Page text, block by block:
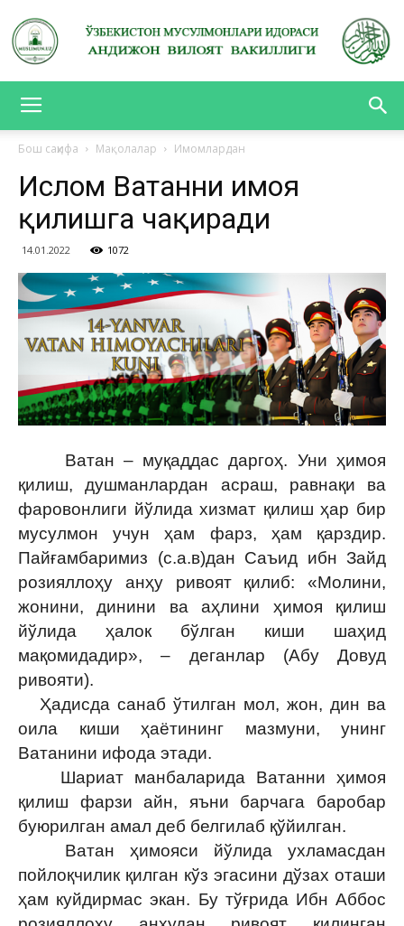
ВИЛОЯТ
ВАКИЛЛИГИ
Бош саҳифа Мақолалар Имомлардан
Ислом Ватанни ҳимоя
қилишга чақиради
14.01.2022 1072
Ватан – муқаддас даргоҳ. Уни ҳимоя
қилиш, душманлардан асраш, равнақи ва
фаровонлиги йўлида хизмат қилиш ҳар бир
мусулмон учун ҳам фарз, ҳам қарздир.
Пайғамбаримиз (с.а.в)дан Саъид ибн Зайд
розияллоҳу анҳу ривоят қилиб: «Молини,
жонини, динини ва аҳлини ҳимоя қилиш
йўлида ҳалок бўлган киши шаҳид
мақомидадир», – деганлар (Абу Довуд
ривояти).
Ҳадисда санаб ўтилган мол, жон, дин ва
оила киши ҳаётининг мазмуни, унинг
Ватанини ифода этади.
Шариат манбаларида Ватанни ҳимоя
қилиш фарзи айн, яъни барчага баробар
буюрилган амал деб белгилаб қўйилган.
Ватан ҳимояси йўлида ухламасдан
пойлоқчилик қилган кўз эгасини дўзах оташи
ҳам куйдирмас экан. Бу тўғрида Ибн Аббос